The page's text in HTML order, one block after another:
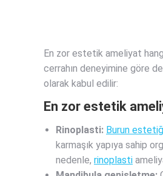
En zor estetik ameliyat
cerrahın deneyimine göre
olarak kabul edilir:
En zor estetik
Rinoplasti: Burun
karmaşık yapıya sahip
nedenle, rinoplasti